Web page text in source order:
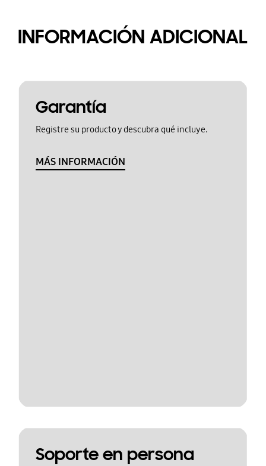
INFORMACIÓN ADICIONAL
Garantía
Registre su producto y descubra qué incluye.
MÁS INFORMACIÓN
Soporte en persona